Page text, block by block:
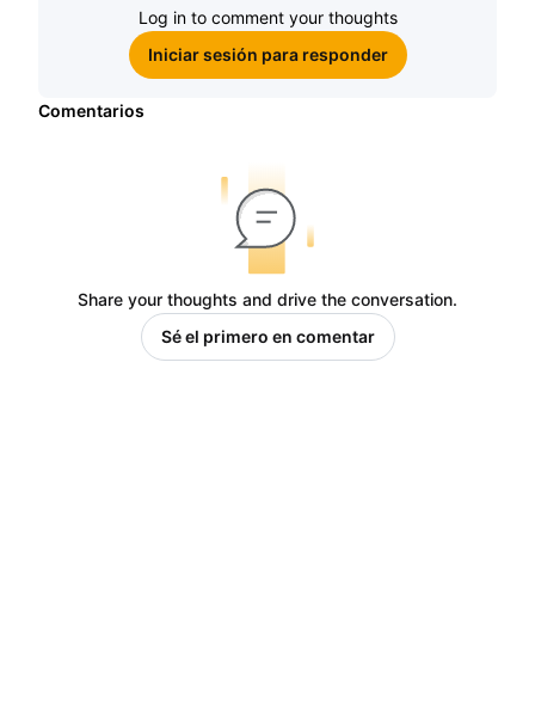
Log in to comment your thoughts
Iniciar sesión para responder
Comentarios
Share your thoughts and drive the conversation.
Sé el primero en comentar